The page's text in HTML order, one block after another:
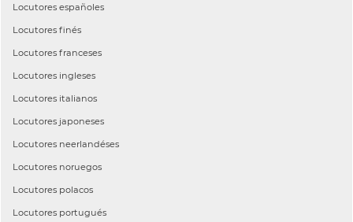
Locutores españoles
Locutores finés
Locutores franceses
Locutores ingleses
Locutores italianos
Locutores japoneses
Locutores neerlandéses
Locutores noruegos
Locutores polacos
Locutores portugués